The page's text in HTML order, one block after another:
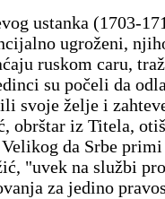
ustanka (1703-
ugroženi,
ruskom caru,
su počeli da
svoje želje i
obrštar iz Titela,
da Srbe
"uvek na službi
za jedino